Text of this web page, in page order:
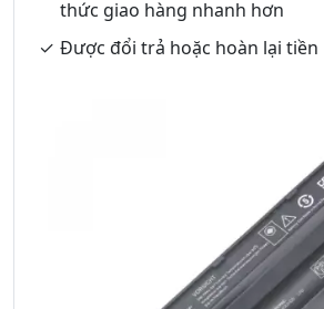
thức giao hàng nhanh hơn
Được đổi trả hoặc hoàn lại tiền